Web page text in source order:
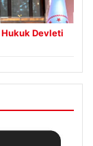
Hukuk Devleti